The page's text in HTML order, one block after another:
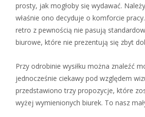
prosty, jak mogłoby się wydawać.
właśnie ono decyduje o komforcie
retro z pewnością nie pasują
biurowe, które nie prezentują się zbyt
Przy odrobinie wysiłku można znaleźć
jednocześnie ciekawy pod względem
przedstawiono trzy propozycje, które
wyżej wymienionych biurek. To nasz